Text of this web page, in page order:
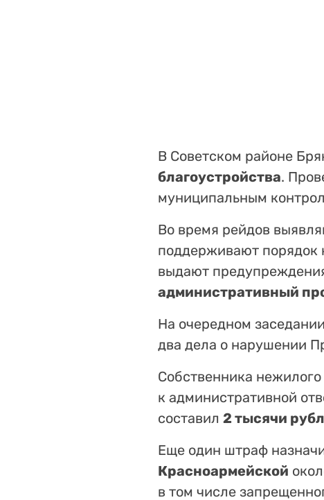
В Советском районе
благоустройства.
муниципальным
Во время рейдов
поддерживают порядок
выдают
административный
На очередном
два дела о нарушении
Собственника
к административной
составил 2 тысячи
Еще один штраф
Красноармейской
в том числе